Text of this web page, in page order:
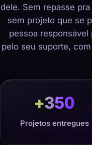
dele. Sem repasse
sem projeto que se
pessoa
pelo seu suporte,
+350
Projetos entregues